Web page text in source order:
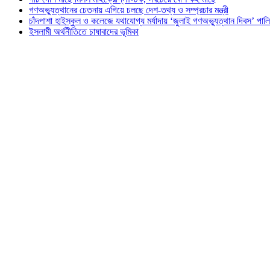
গণঅভ্যুত্থানের চেতনায় এগিয়ে চলছে দেশ-তথ্য ও সম্প্রচার মন্ত্রী
চাঁদপাশা হাইস্কুল ও কলেজে যথাযোগ্য মর্যাদায় ‘জুলাই গণঅভ্যুত্থান দিবস’
ইসলামী অর্থনীতিতে চাষাবাদের ভূমিকা